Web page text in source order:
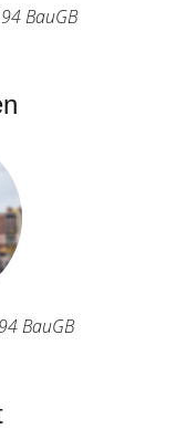
BauGB
BauGB